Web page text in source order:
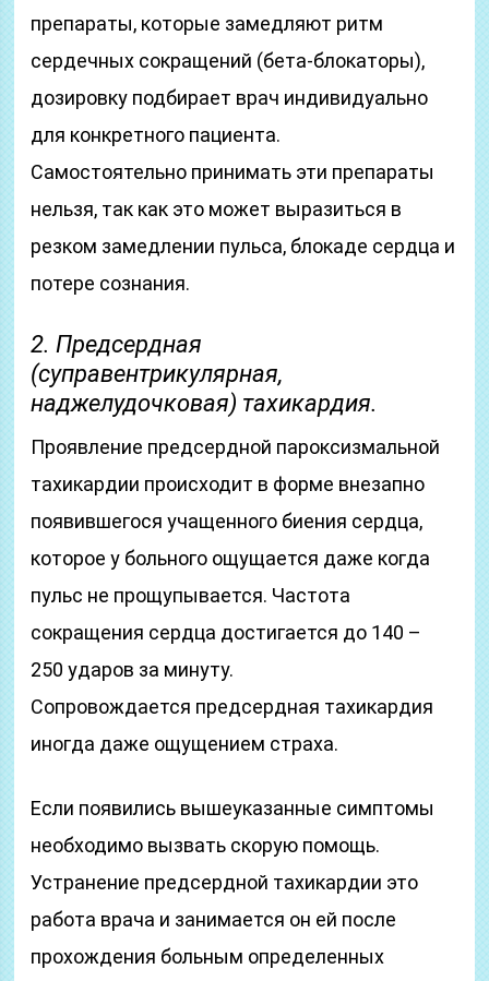
препараты, которые замедляют ритм
сердечных сокращений (бета-блокаторы),
дозировку подбирает врач индивидуально
для конкретного пациента.
Самостоятельно принимать эти препараты
нельзя, так как это может выразиться в
резком замедлении пульса, блокаде сердца и
потере сознания.
2. Предсердная
(суправентрикулярная,
наджелудочковая) тахикардия.
Проявление предсердной пароксизмальной
тахикардии происходит в форме внезапно
появившегося учащенного биения сердца,
которое у больного ощущается даже когда
пульс не прощупывается. Частота
сокращения сердца достигается до 140 –
250 ударов за минуту.
Сопровождается предсердная тахикардия
иногда даже ощущением страха.
Если появились вышеуказанные симптомы
необходимо вызвать скорую помощь.
Устранение предсердной тахикардии это
работа врача и занимается он ей после
прохождения больным определенных